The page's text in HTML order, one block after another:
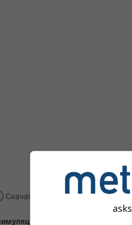
Скачать изображение